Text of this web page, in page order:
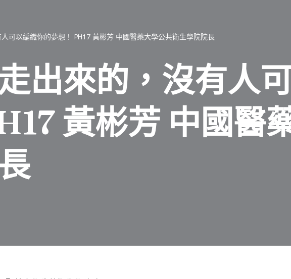
可以編織你的夢想！ PH17 黃彬芳 中國醫藥大學公共衛生學院院長
出來的，沒有人
黃彬芳 中國醫